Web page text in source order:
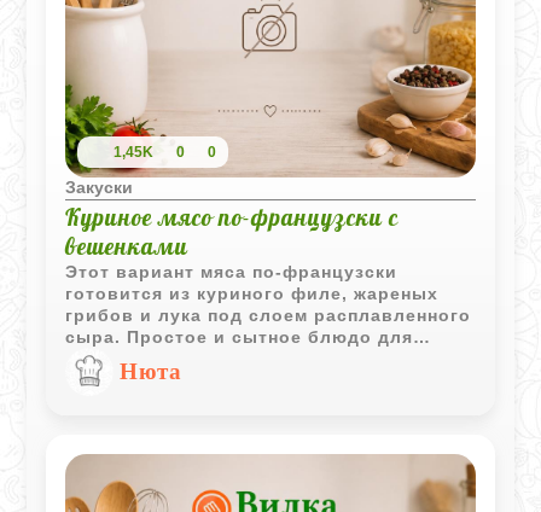
1,45K 0 0
Закуски
Куриное мясо по-французски с
вешенками
Этот вариант мяса по-французски
готовится из куриного филе, жареных
грибов и лука под слоем расплавленного
сыра. Простое и сытное блюдо для
повседневного обеда или ужина.
Нюта